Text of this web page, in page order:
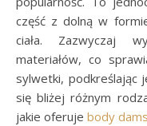
część z dolną w
ciała. Zazwyczaj
materiałów, co
sylwetki, podkreślając
się bliżej różnym
jakie oferuje body